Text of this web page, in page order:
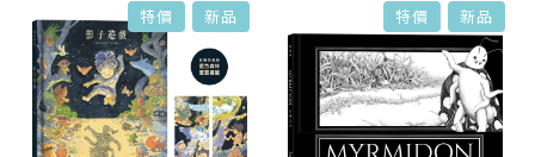
特價 新品 特價 新品